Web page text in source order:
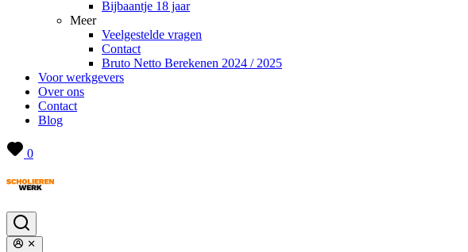
Bijbaantje 18 jaar
Meer
Veelgestelde vragen
Contact
Bruto Netto Berekenen 2024 / 2025
Voor werkgevers
Over ons
Contact
Blog
0